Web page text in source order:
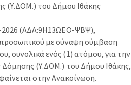
(Υ.ΔΟΜ.) του Δήμου Ιθάκης
2026 (ΑΔΑ:9Η13ΩΕΟ-ΨΒΨ),
με σύναψη σύμβαση
συνολικά ενός (1) ατόμου, για την
(Υ.ΔΟΜ.) του Δήμου Ιθάκης,
στην Ανακοίνωση.